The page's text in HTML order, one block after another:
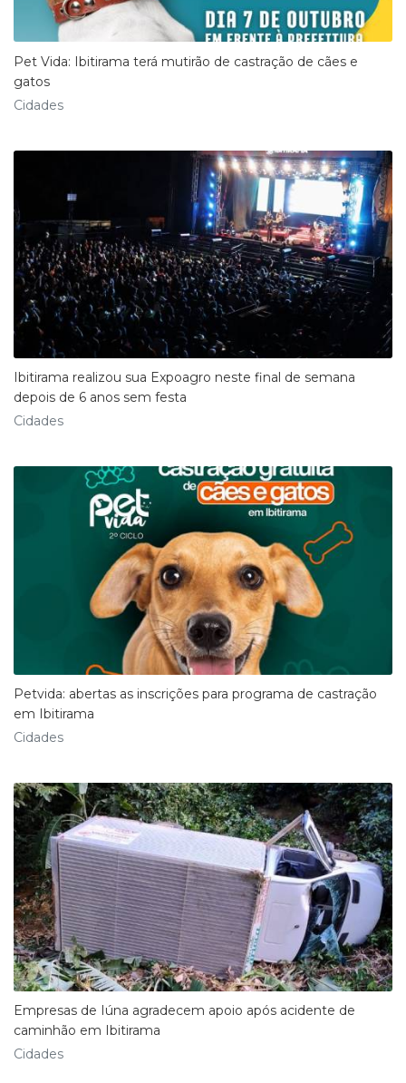
Pet Vida: Ibitirama terá mutirão de castração de cães e
gatos
Cidades
Ibitirama realizou sua Expoagro neste final de semana
depois de 6 anos sem festa
Cidades
Petvida: abertas as inscrições para programa de castração
em Ibitirama
Cidades
Empresas de Iúna agradecem apoio após acidente de
caminhão em Ibitirama
Cidades